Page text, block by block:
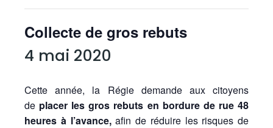
Collecte de gros rebuts
4 mai 2020
Cette année, la Régie demande aux citoyens
de placer les gros rebuts en bordure de rue48
heures à l’avance,afin de réduire les risques de